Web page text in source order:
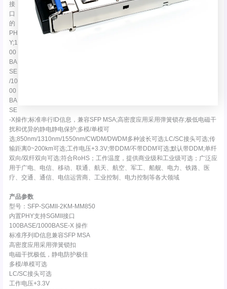
接
口
的
PH
Y;1
00
BA
SE
/10
00
BA
SE
-X操作;标准串行ID信息，兼容SFP MSA;高密度应用采用弹簧锁存;极低电磁干
扰和优异的静电静电保护;多模/单模可
选;850nm/1310nm/1550nm/CWDM/DWDM多种波长可选;LC/SC接头可选;传
输距离0~200km可选;工作电压+3.3V;带DDM/不带DDM可选;默认带DDM;单纤
双向/双纤双向可选;符合RoHS；工作温度，提供商业级和工业级可选；广泛应
用于广电、电信、移动、联通、航天、航空、军工、船舰、电力、铁路、医
疗、交通、通信、电信运营商、工业控制、电力控制等各大领域
产品参数
型号：SFP-SGMII-2KM-MM850
内置PHY支持SGMII接口
100BASE/1000BASE-X 操作
标准序列ID信息兼容SFP MSA
高密度应用采用弹簧锁扣
电磁干扰极低，静电防护极佳
多模/单模可选
LC/SC接头可选
工作电压+3.3V